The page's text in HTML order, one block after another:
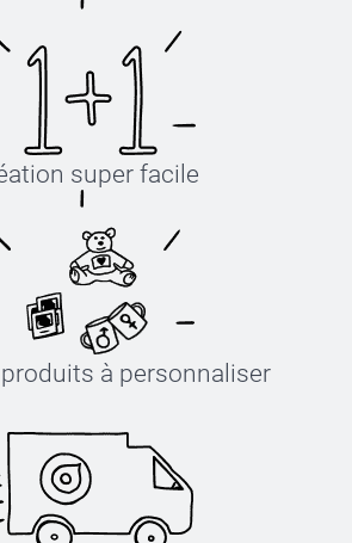
super facile
à personnaliser